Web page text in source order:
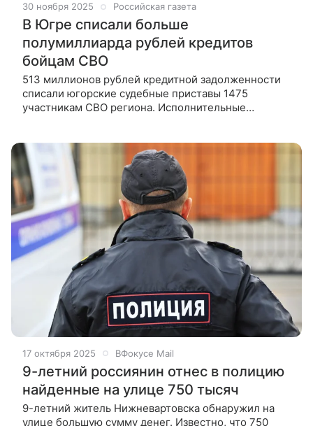
30 ноября 2025 Российская газета
В Югре списали больше
полумиллиарда рублей кредитов
бойцам СВО
513 миллионов рублей кредитной задолженности
списали югорские судебные приставы 1475
участникам СВО региона. Исполнительные
прекращаются в отношении югорчан, которые с 1
дека
17 октября 2025 ВФокусе Mail
9-летний россиянин отнес в полицию
найденные на улице 750 тысяч
9-летний житель Нижневартовска обнаружил на
улице большую сумму денег. Известно, что 750